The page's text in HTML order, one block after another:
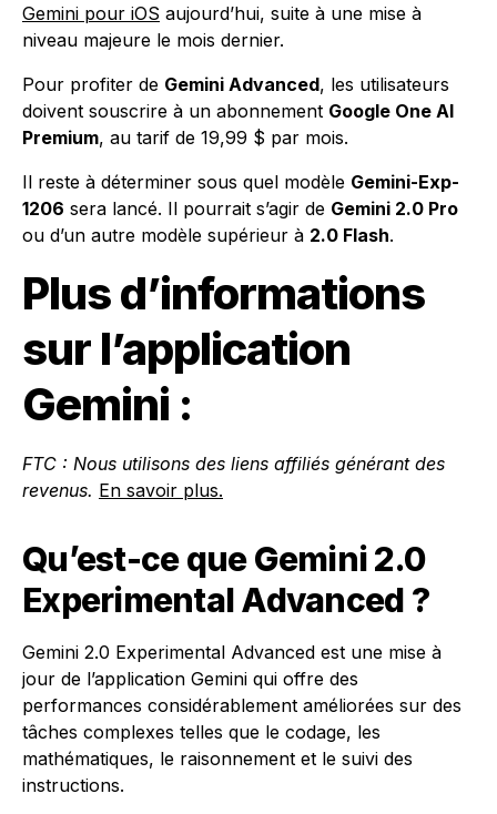
Gemini pour iOS aujourd’hui, suite à une mise à
niveau majeure le mois dernier.
Pour profiter de Gemini Advanced, les utilisateurs
doivent souscrire à un abonnement Google One AI
Premium, au tarif de 19,99 $ par mois.
Il reste à déterminer sous quel modèle Gemini-Exp-
1206 sera lancé. Il pourrait s’agir de Gemini 2.0 Pro
ou d’un autre modèle supérieur à 2.0 Flash.
Plus d’informations
sur l’application
Gemini :
FTC : Nous utilisons des liens affiliés générant des
revenus. En savoir plus.
Qu’est-ce que Gemini 2.0
Experimental Advanced ?
Gemini 2.0 Experimental Advanced est une mise à
jour de l’application Gemini qui offre des
performances considérablement améliorées sur des
tâches complexes telles que le codage, les
mathématiques, le raisonnement et le suivi des
instructions.